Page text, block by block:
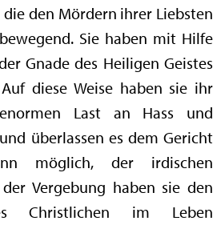
den Mördern ihrer Liebsten
Sie haben mit Hilfe
Gnade des Heiligen Geistes
diese Weise haben sie ihr
Last an Hass und
überlassen es dem Gericht
möglich, der irdischen
Vergebung haben sie den
Christlichen im Leben